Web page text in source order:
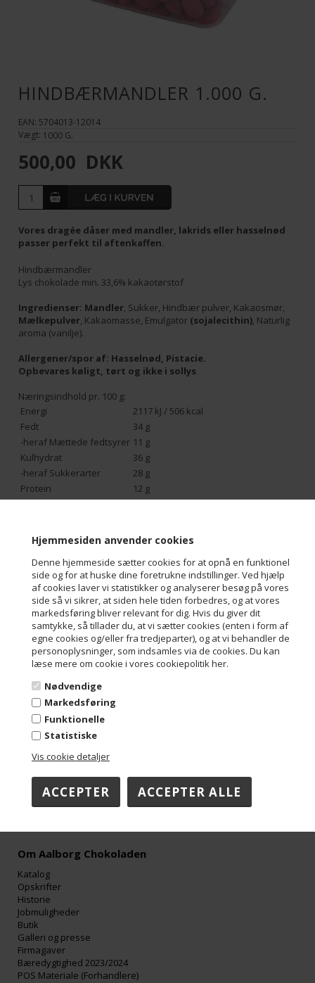
Hjemmesiden anvender cookies
Denne hjemmeside sætter cookies for at opnå en funktionel
side og for at huske dine foretrukne indstillinger. Ved hjælp
af cookies laver vi statistikker og analyserer besøg på vores
side så vi sikrer, at siden hele tiden forbedres, og at vores
markedsføring bliver relevant for dig. Hvis du giver dit
samtykke, så tillader du, at vi sætter cookies (enten i form af
egne cookies og/eller fra tredjeparter), og at vi behandler de
personoplysninger, som indsamles via de cookies. Du kan
læse mere om cookie i vores cookiepolitik her.
Nødvendige
Markedsføring
Funktionelle
Statistiske
Vis cookie detaljer
HINDBÆRMANDLER 1.000 G.
EAN: 5704013-12014
Vægt: 1000 G.
500,00 DKK
Vores dragée dåser med mandler, lakrids eller hasselnød
passer perfekt til aftenkaffen.
Hindbærmandler
Lys chokolade min. 33,6% kakaotørstof
Ingredienser: Mandler, Sukker, Hindbær pulver, Kakaosmør,
Mælkepulver, Kakaomasse, Emulgator (sojalecithin), Naturlig
aroma (vanilje).
Allergener/spor af: Hasselnød, Pistacie.
Opbevares køligt, tørt og ikke i sollys
Næringsindhold pr. 100 g:
Energi
2117 kJ / 506 kcal
Fedt
34 g
-heraf Mættede fedtsyrer 11 g
Kulhydrat
36 g
-heraf Sukkerarter
28 g
Protein
12 g
Overskrift 5
Varenr.:12014
Kontakt
Aalborg Chokoladen ApS
Troensevej 4M
9220 Aalborg Øst
Danmark
Tel: +45 98 13 10 70
Mail: info@aalborgchokoladen.dk
Mail: faktura@aalborgchokoladen.dk
Cvr/Se-nummer: 29842957
Om Aalborg Chokoladen
Katalog
Opskrifter
Historie
Jobmuligheder
Butik
Galleri og presse
Firmagaver
Bæredygtighed 2023/2024
POS Materiale (Forhandlere)